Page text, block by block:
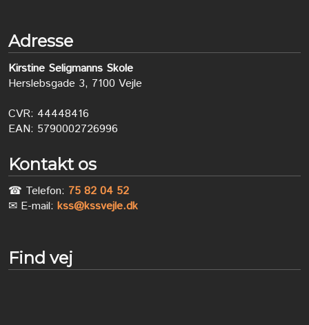
Adresse
Kirstine Seligmanns Skole
Herslebsgade 3, 7100 Vejle
CVR: 44448416
EAN: 5790002726996
Kontakt os
☎ Telefon: 75 82 04 52
✉ E-mail: kss@kssvejle.dk
Find vej